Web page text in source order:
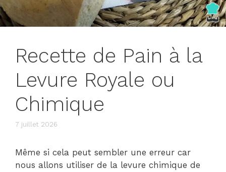
Recette de Pain à la
Levure Royale ou
Chimique
7 juillet 2026
Même si cela peut sembler une erreur car
nous allons utiliser de la levure chimique de